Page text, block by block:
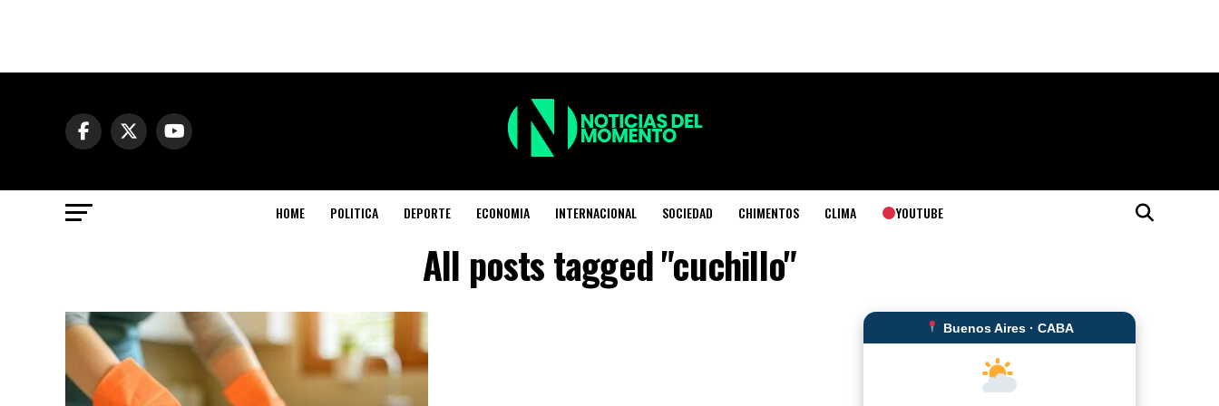
HOME POLITICA DEPORTE ECONOMIA INTERNACIONAL SOCIEDAD CHIMENTOS CLIMA YOUTUBE
All posts tagged "cuchillo"
Buenos Aires · CABA